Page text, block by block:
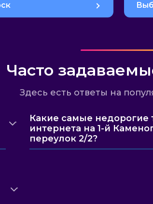
Часто
Здесь есть ответы на
Какие самые недорогие
интернета на 1-й
переулок 2/2?